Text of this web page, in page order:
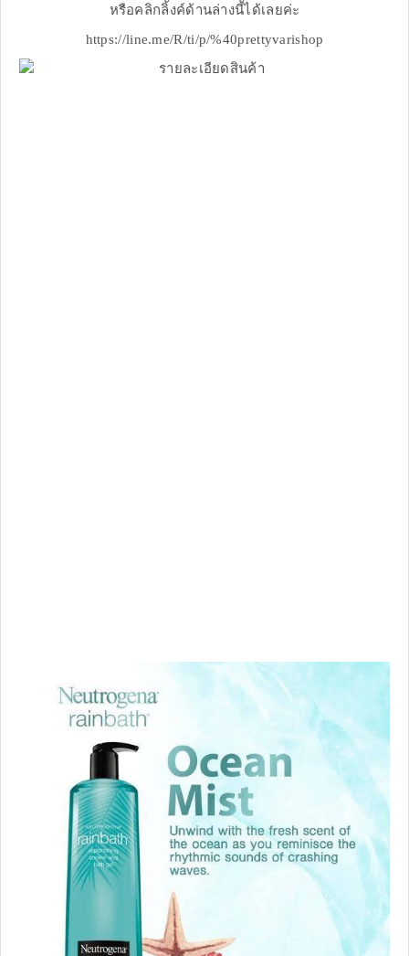
หรือคลิกลิ้งค์ด้านล่างนี้ได้เลยค่ะ
https://line.me/R/ti/p/%40prettyvarishop